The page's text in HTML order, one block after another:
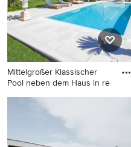
Mittelgroßer Klassischer
Pool neben dem Haus in re
Mittelgroßer Klassischer Pool
neben dem Haus in
rechteckiger Form mit
Betonboden in Mailand